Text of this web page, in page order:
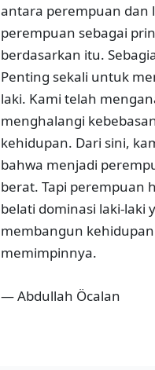
antara perempuan dan
perempuan sebagai
berdasarkan itu.
Penting sekali untuk
laki. Kami telah
menghalangi
kehidupan. Dari sini,
bahwa menjadi
berat. Tapi perempuan
belati dominasi laki-
membangun
memimpinnya.
— Abdullah Öcalan